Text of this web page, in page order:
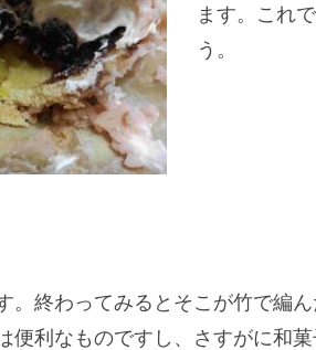
ます。これ
う。
。終わってみるとそこが竹で編
便利なものですし、さすがに和菓